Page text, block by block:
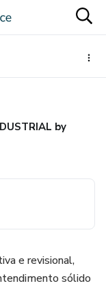
by
e revisional,
sólido